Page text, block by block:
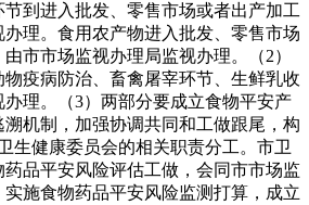
到进入批发、零售市场或者出产加工
理。食用农产物进入批发、零售市场
市市场监视办理局监视办理。（2）
疫病防治、畜禽屠宰环节、生鲜乳收
理。（3）两部分要成立食物平安产
机制，加强协调共同和工做跟尾，构
生健康委员会的相关职责分工。市卫
品平安风险评估工做，会同市市场监
施食物药品平安风险监测打算，成立